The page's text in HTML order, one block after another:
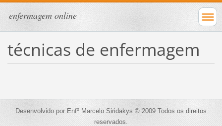
enfermagem online
técnicas de enfermagem
Desenvolvido por Enfº Marcelo Siridakys © 2009 Todos os direitos
reservados.